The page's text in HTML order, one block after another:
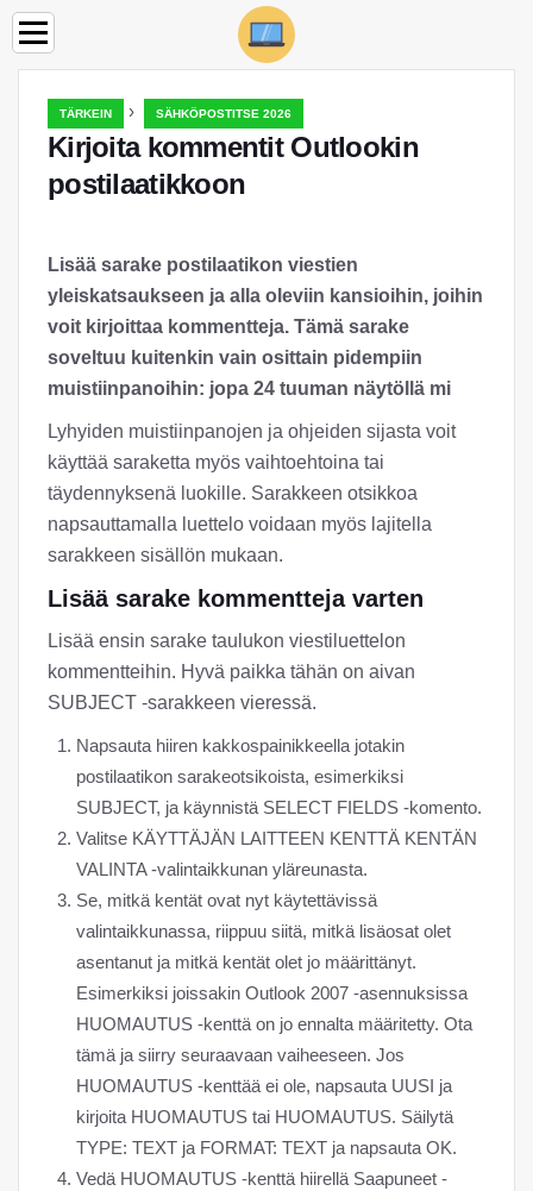
TÄRKEIN › SÄHKÖPOSTITSE 2026
Kirjoita kommentit Outlookin
postilaatikkoon
Lisää sarake postilaatikon viestien
yleiskatsaukseen ja alla oleviin kansioihin, joihin
voit kirjoittaa kommentteja. Tämä sarake
soveltuu kuitenkin vain osittain pidempiin
muistiinpanoihin: jopa 24 tuuman näytöllä mi
Lyhyiden muistiinpanojen ja ohjeiden sijasta voit
käyttää saraketta myös vaihtoehtoina tai
täydennyksenä luokille. Sarakkeen otsikkoa
napsauttamalla luettelo voidaan myös lajitella
sarakkeen sisällön mukaan.
Lisää sarake kommentteja varten
Lisää ensin sarake taulukon viestiluettelon
kommentteihin. Hyvä paikka tähän on aivan
SUBJECT -sarakkeen vieressä.
Napsauta hiiren kakkospainikkeella jotakin
postilaatikon sarakeotsikoista, esimerkiksi
SUBJECT, ja käynnistä SELECT FIELDS -komento.
Valitse KÄYTTÄJÄN LAITTEEN KENTTÄ KENTÄN
VALINTA -valintaikkunan yläreunasta.
Se, mitkä kentät ovat nyt käytettävissä
valintaikkunassa, riippuu siitä, mitkä lisäosat olet
asentanut ja mitkä kentät olet jo määrittänyt.
Esimerkiksi joissakin Outlook 2007 -asennuksissa
HUOMAUTUS -kenttä on jo ennalta määritetty. Ota
tämä ja siirry seuraavaan vaiheeseen. Jos
HUOMAUTUS -kenttää ei ole, napsauta UUSI ja
kirjoita HUOMAUTUS tai HUOMAUTUS. Säilytä
TYPE: TEXT ja FORMAT: TEXT ja napsauta OK.
Vedä HUOMAUTUS -kenttä hiirellä Saapuneet -